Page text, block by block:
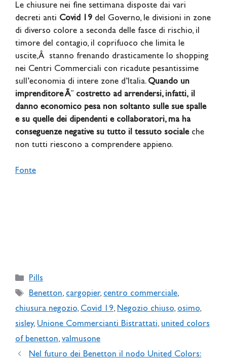
Le chiusure nei fine settimana disposte dai vari
decreti anti Covid 19 del Governo, le divisioni in zone
di diverso colore a seconda delle fasce di rischio, il
timore del contagio, il coprifuoco che limita le
uscite,Â stanno frenando drasticamente lo shopping
nei Centri Commerciali con ricadute pesantissime
sull’economia di intere zone d’Italia. Quando un
imprenditore Ã¨ costretto ad arrendersi, infatti, il
danno economico pesa non soltanto sulle sue spalle
e su quelle dei dipendenti e collaboratori, ma ha
conseguenze negative su tutto il tessuto socialeche
non tutti riescono a comprendere appieno.
Fonte
Categories
Pills
Tags
Benetton,cargopier,centro commerciale,
chiusura negozio, Covid 19, Negozio chiuso, osimo,
sisley, Unione Commercianti Bistrattati, united colors
of benetton, valmusone
Nel futuro dei Benetton il nodo United Colors: